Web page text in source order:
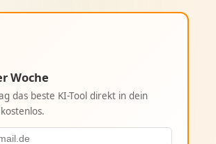
Woche
das beste KI-Tool direkt in dein